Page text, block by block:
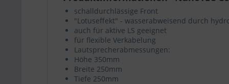
schalldurchlässige Front
"Lotuseffekt" - wasserabweisend durch
auch für aktive LS geeignet
für flexible Verkabelung
Lautsprecherabmessungen:
Höhe 350mm
Breite 250mm
Tiefe 250mm